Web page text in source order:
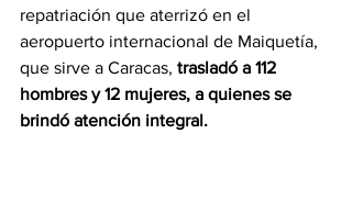
repatriación que aterrizó en el
aeropuerto internacional de Maiquetía,
que sirve a Caracas, trasladó a 112
hombres y 12 mujeres, a quienes se
brindó atención integral.